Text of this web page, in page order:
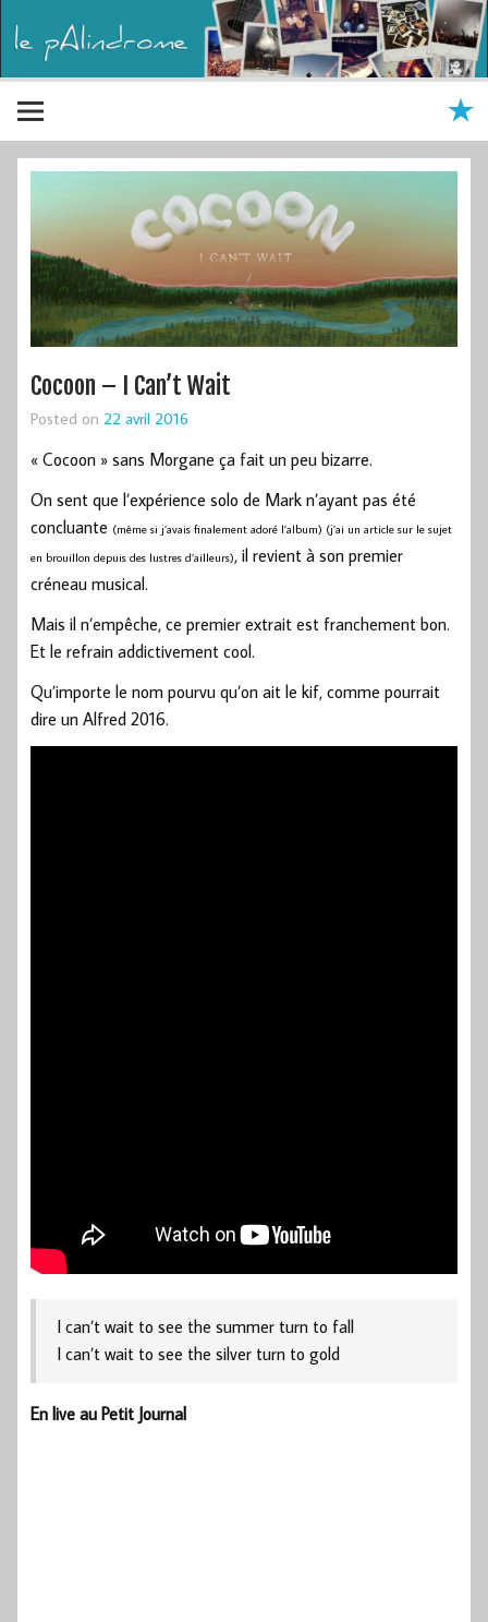
Cocoon – I Can’t Wait
Posted on 22 avril 2016
« Cocoon » sans Morgane ça fait un peu bizarre.
On sent que l’expérience solo de Mark n’ayant pas été
concluante (même si j’avais finalement adoré l’album) (j’ai un article sur le sujet
en brouillon depuis des lustres d’ailleurs), il revient à son premier
créneau musical.
Mais il n’empêche, ce premier extrait est franchement bon.
Et le refrain addictivement cool.
Qu’importe le nom pourvu qu’on ait le kif, comme pourrait
dire un Alfred 2016.
I can’t wait to see the summer turn to fall
I can’t wait to see the silver turn to gold
En live au Petit Journal